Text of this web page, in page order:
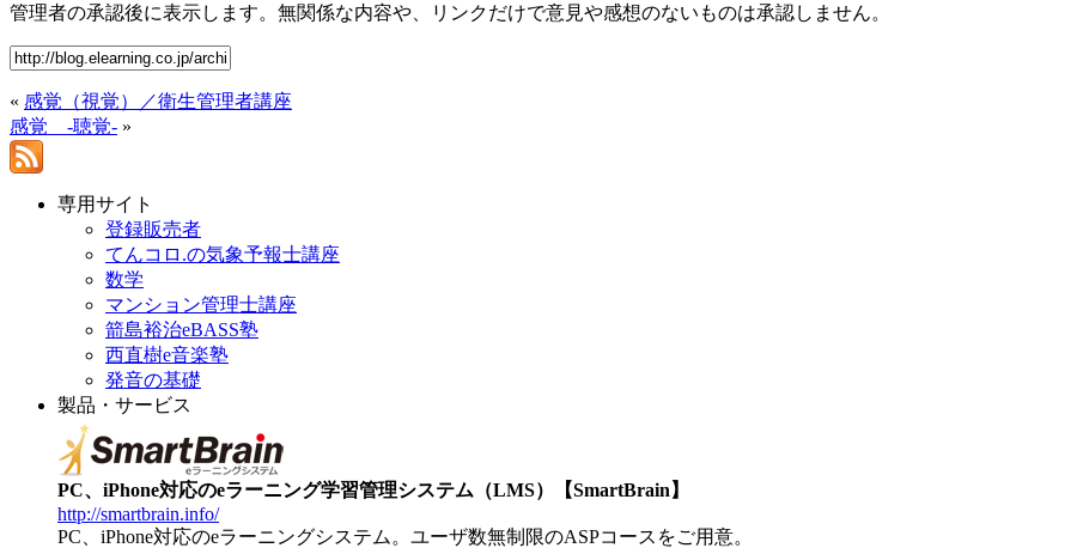
管理者の承認後に表示します。無関係な内容や、リンクだけで意見や感想のないものは承認しません。
« 感覚（視覚）／衛生管理者講座
感覚 -聴覚- »
専用サイト
登録販売者
てんコロ.の気象予報士講座
数学
マンション管理士講座
箭島裕治eBASS塾
西直樹e音楽塾
発音の基礎
製品・サービス
PC、iPhone対応のeラーニング学習管理システム（LMS）【SmartBrain】
http://smartbrain.info/
PC、iPhone対応のeラーニングシステム。ユーザ数無制限のASPコースをご用意。